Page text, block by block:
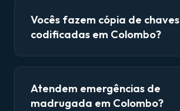
Vocês fazem cópia de chaves
codificadas em Colombo?
Atendem emergências de
madrugada em Colombo?